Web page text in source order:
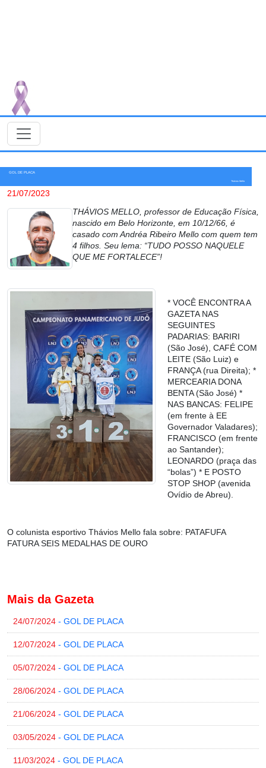
GOL DE PLACA
Thávios Mello
21/07/2023
THÁVIOS MELLO, professor de Educação Física,
nascido em Belo Horizonte, em 10/12/66, é
casado com Andréa Ribeiro Mello com quem tem
4 filhos. Seu lema: “TUDO POSSO NAQUELE
QUE ME FORTALECE”!
* VOCÊ ENCONTRA A
GAZETA NAS
SEGUINTES
PADARIAS: BARIRI
(São José), CAFÉ COM
LEITE (São Luiz) e
FRANÇA (rua Direita); *
MERCEARIA DONA
BENTA (São José) *
NAS BANCAS: FELIPE
(em frente à EE
Governador Valadares);
FRANCISCO (em frente
ao Santander);
LEONARDO (praça das
“bolas”) * E POSTO
STOP SHOP (avenida
Ovídio de Abreu).
O colunista esportivo Thávios Mello fala sobre: PATAFUFA
FATURA SEIS MEDALHAS DE OURO
Mais da Gazeta
24/07/2024 - GOL DE PLACA
12/07/2024 - GOL DE PLACA
05/07/2024 - GOL DE PLACA
28/06/2024 - GOL DE PLACA
21/06/2024 - GOL DE PLACA
03/05/2024 - GOL DE PLACA
11/03/2024 - GOL DE PLACA